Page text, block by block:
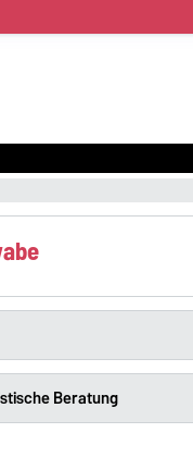
Beratung